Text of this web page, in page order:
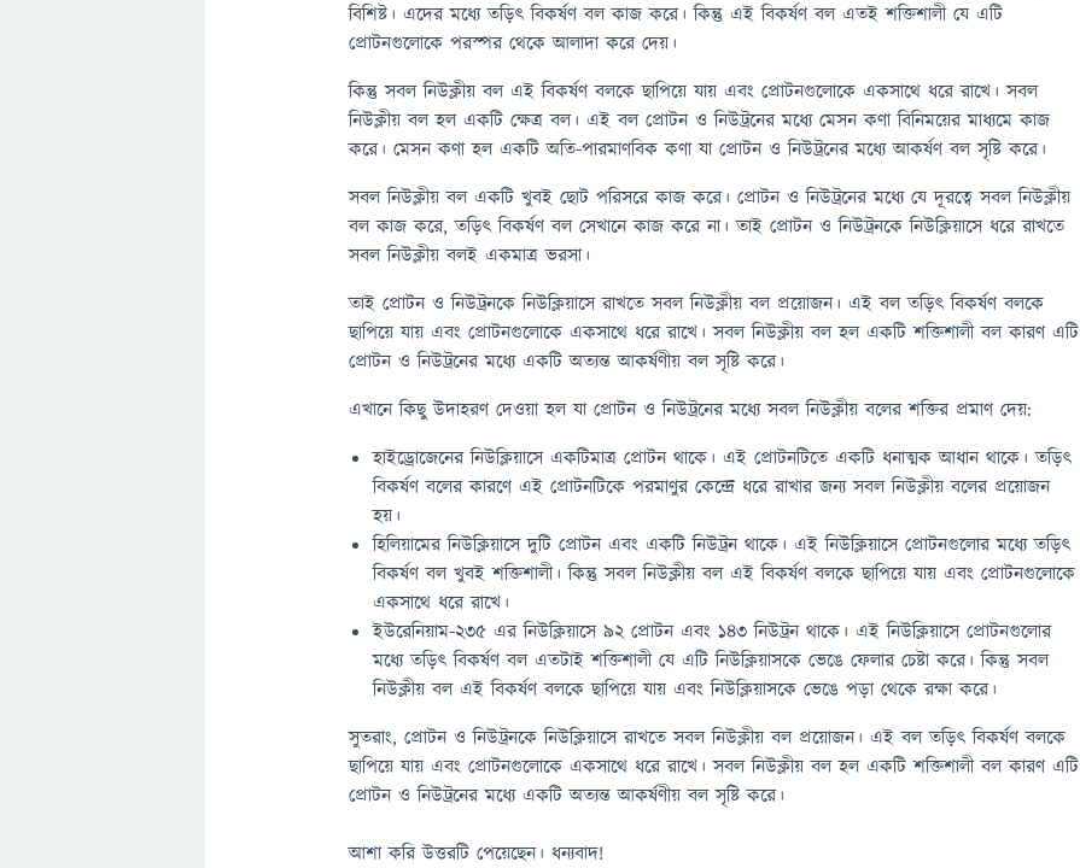
বিশিষ্ট। এদের মধ্যে তড়িৎ বিকর্ষণ বল কাজ করে। কিন্তু এই বিকর্ষণ বল এতই শক্তিশালী যে এটি
প্রোটনগুলোকে পরস্পর থেকে আলাদা করে দেয়।
কিন্তু সবল নিউক্লীয় বল এই বিকর্ষণ বলকে ছাপিয়ে যায় এবং প্রোটনগুলোকে একসাথে ধরে রাখে। সবল
নিউক্লীয় বল হল একটি ক্ষেত্র বল। এই বল প্রোটন ও নিউট্রনের মধ্যে মেসন কণা বিনিময়ের মাধ্যমে কাজ
করে। মেসন কণা হল একটি অতি-পারমাণবিক কণা যা প্রোটন ও নিউট্রনের মধ্যে আকর্ষণ বল সৃষ্টি করে।
সবল নিউক্লীয় বল একটি খুবই ছোট পরিসরে কাজ করে। প্রোটন ও নিউট্রনের মধ্যে যে দূরত্বে সবল নিউক্লীয়
বল কাজ করে, তড়িৎ বিকর্ষণ বল সেখানে কাজ করে না। তাই প্রোটন ও নিউট্রনকে নিউক্লিয়াসে ধরে রাখতে
সবল নিউক্লীয় বলই একমাত্র ভরসা।
তাই প্রোটন ও নিউট্রনকে নিউক্লিয়াসে রাখতে সবল নিউক্লীয় বল প্রয়োজন। এই বল তড়িৎ বিকর্ষণ বলকে
ছাপিয়ে যায় এবং প্রোটনগুলোকে একসাথে ধরে রাখে। সবল নিউক্লীয় বল হল একটি শক্তিশালী বল কারণ এটি
প্রোটন ও নিউট্রনের মধ্যে একটি অত্যন্ত আকর্ষণীয় বল সৃষ্টি করে।
এখানে কিছু উদাহরণ দেওয়া হল যা প্রোটন ও নিউট্রনের মধ্যে সবল নিউক্লীয় বলের শক্তির প্রমাণ দেয়:
হাইড্রোজেনের নিউক্লিয়াসে একটিমাত্র প্রোটন থাকে। এই প্রোটনটিতে একটি ধনাত্মক আধান থাকে। তড়িৎ
বিকর্ষণ বলের কারণে এই প্রোটনটিকে পরমাণুর কেন্দ্রে ধরে রাখার জন্য সবল নিউক্লীয় বলের প্রয়োজন
হয়।
হিলিয়ামের নিউক্লিয়াসে দুটি প্রোটন এবং একটি নিউট্রন থাকে। এই নিউক্লিয়াসে প্রোটনগুলোর মধ্যে তড়িৎ
বিকর্ষণ বল খুবই শক্তিশালী। কিন্তু সবল নিউক্লীয় বল এই বিকর্ষণ বলকে ছাপিয়ে যায় এবং প্রোটনগুলোকে
একসাথে ধরে রাখে।
ইউরেনিয়াম-235 এর নিউক্লিয়াসে 92 প্রোটন এবং 143 নিউট্রন থাকে। এই নিউক্লিয়াসে প্রোটনগুলোর
মধ্যে তড়িৎ বিকর্ষণ বল এতটাই শক্তিশালী যে এটি নিউক্লিয়াসকে ভেঙে ফেলার চেষ্টা করে। কিন্তু সবল
নিউক্লীয় বল এই বিকর্ষণ বলকে ছাপিয়ে যায় এবং নিউক্লিয়াসকে ভেঙে পড়া থেকে রক্ষা করে।
সুতরাং, প্রোটন ও নিউট্রনকে নিউক্লিয়াসে রাখতে সবল নিউক্লীয় বল প্রয়োজন। এই বল তড়িৎ বিকর্ষণ বলকে
ছাপিয়ে যায় এবং প্রোটনগুলোকে একসাথে ধরে রাখে। সবল নিউক্লীয় বল হল একটি শক্তিশালী বল কারণ এটি
প্রোটন ও নিউট্রনের মধ্যে একটি অত্যন্ত আকর্ষণীয় বল সৃষ্টি করে।
আশা করি উত্তরটি পেয়েছেন। ধন্যবাদ!